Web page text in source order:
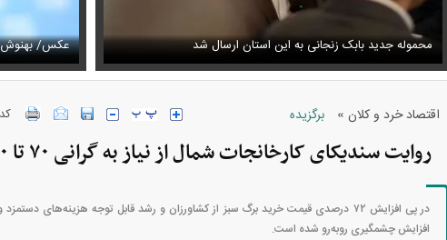
محموله جدید بابک زنجانی به این استان ارسال شد
فیلم/روایت
انجام داد
اشک و دلتنگی نعیمه نظام‌دوست در سالگرد ماه‌چهره خلیلی عکس/ بهنوش
اقتصاد خرد و کلان » برگزیده
روایت سندیکای کارخانجات شمال از نیاز به گرانی ۷۰ تا ۱۰۰ درصدی چای
در پی افزایش ۷۲ درصدی قیمت خرید برگ سبز از کشاورزان و رشد قابل توجه
افزایش چشمگیری روبه‌رو شده است.
قیمت دلار، یورو و سایر ارز‌ها + جدول